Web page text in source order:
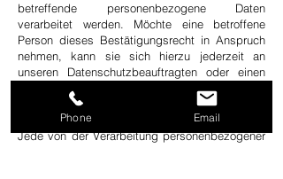
betreffende personenbezogene Daten
verarbeitet werden. Möchte eine betroffene
Person dieses Bestätigungsrecht in Anspruch
nehmen, kann sie sich hierzu jederzeit an
unseren Datenschutzbeauftragten oder einen
anderen Mitarbeiter des für die Verarbeitung
Verantwortlichen wenden.
b) Recht auf Auskunft
Jede von der Verarbeitung personenbezogener
Phone Email